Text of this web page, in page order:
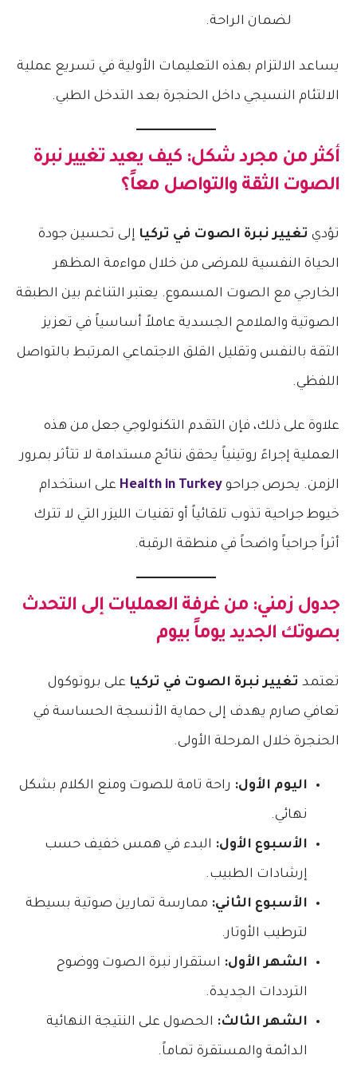
لضمان الراحة.
يساعد الالتزام بهذه التعليمات الأولية في تسريع عملية
الالتئام النسيجي داخل الحنجرة بعد التدخل الطبي.
أكثر من مجرد شكل: كيف يعيد تغيير نبرة
الصوت الثقة والتواصل معاً؟
تؤدي تغيير نبرة الصوت في تركيا إلى تحسين جودة
الحياة النفسية للمرضى من خلال مواءمة المظهر
الخارجي مع الصوت المسموع. يعتبر التناغم بين الطبقة
الصوتية والملامح الجسدية عاملاً أساسياً في تعزيز
الثقة بالنفس وتقليل القلق الاجتماعي المرتبط بالتواصل
اللفظي.
علاوة على ذلك، فإن التقدم التكنولوجي جعل من هذه
العملية إجراءً روتينياً يحقق نتائج مستدامة لا تتأثر بمرور
الزمن. يحرص جراحوHealth in Turkey على استخدام
خيوط جراحية تذوب تلقائياً أو تقنيات الليزر التي لا تترك
أثراً جراحياً واضحاً في منطقة الرقبة.
جدول زمني: من غرفة العمليات إلى التحدث
بصوتك الجديد يوماً بيوم
تعتمد تغيير نبرة الصوت في تركيا على بروتوكول
تعافي صارم يهدف إلى حماية الأنسجة الحساسة في
الحنجرة خلال المرحلة الأولى.
اليوم الأول: راحة تامة للصوت ومنع الكلام بشكل
نهائي.
الأسبوع الأول: البدء في همس خفيف حسب
إرشادات الطبيب.
الأسبوع الثاني: ممارسة تمارين صوتية بسيطة
لترطيب الأوتار.
الشهر الأول: استقرار نبرة الصوت ووضوح
الترددات الجديدة.
الشهر الثالث: الحصول على النتيجة النهائية
الدائمة والمستقرة تماماً.